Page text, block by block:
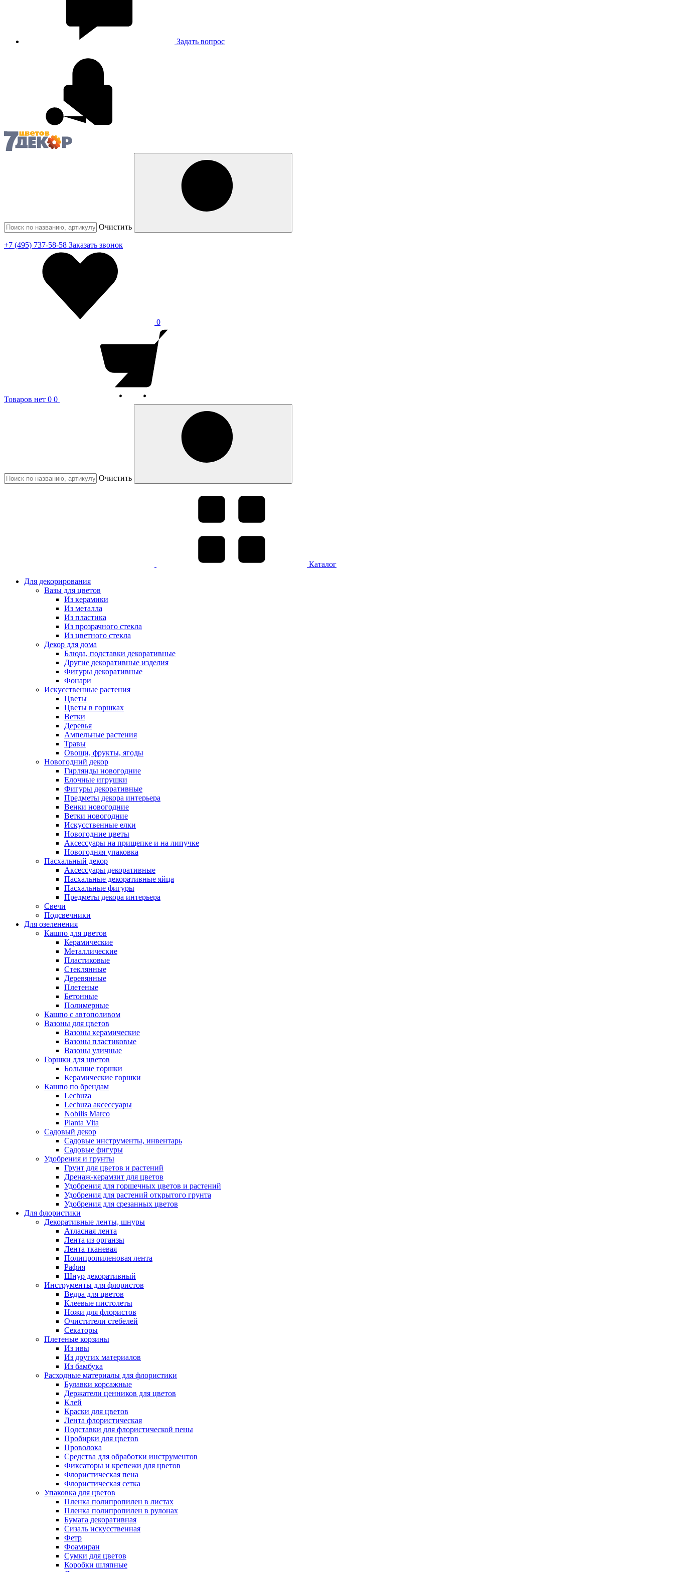
Задать вопрос
Очистить
+7 (495) 737-58-58 Заказать звонок
0
Товаров нет 0 0
Очистить
Каталог
Для декорирования
Вазы для цветов
Из керамики
Из металла
Из пластика
Из прозрачного стекла
Из цветного стекла
Декор для дома
Блюда, подставки декоративные
Другие декоративные изделия
Фигуры декоративные
Фонари
Искусственные растения
Цветы
Цветы в горшках
Ветки
Деревья
Ампельные растения
Травы
Овощи, фрукты, ягоды
Новогодний декор
Гирлянды новогодние
Елочные игрушки
Фигуры декоративные
Предметы декора интерьера
Венки новогодние
Ветки новогодние
Искусственные елки
Новогодние цветы
Аксессуары на прищепке и на липучке
Новогодняя упаковка
Пасхальный декор
Аксессуары декоративные
Пасхальные декоративные яйца
Пасхальные фигуры
Предметы декора интерьера
Свечи
Подсвечники
Для озеленения
Кашпо для цветов
Керамические
Металлические
Пластиковые
Стеклянные
Деревянные
Плетеные
Бетонные
Полимерные
Кашпо с автополивом
Вазоны для цветов
Вазоны керамические
Вазоны пластиковые
Вазоны уличные
Горшки для цветов
Большие горшки
Керамические горшки
Кашпо по брендам
Lechuza
Lechuza аксессуары
Nobilis Marco
Planta Vita
Садовый декор
Садовые инструменты, инвентарь
Садовые фигуры
Удобрения и грунты
Грунт для цветов и растений
Дренаж-керамзит для цветов
Удобрения для горшечных цветов и растений
Удобрения для растений открытого грунта
Удобрения для срезанных цветов
Для флористики
Декоративные ленты, шнуры
Атласная лента
Лента из органзы
Лента тканевая
Полипропиленовая лента
Рафия
Шнур декоративный
Инструменты для флористов
Ведра для цветов
Клеевые пистолеты
Ножи для флористов
Очистители стебелей
Секаторы
Плетеные корзины
Из ивы
Из других материалов
Из бамбука
Расходные материалы для флористики
Булавки корсажные
Держатели ценников для цветов
Клей
Краски для цветов
Лента флористическая
Подставки для флористической пены
Пробирки для цветов
Проволока
Средства для обработки инструментов
Фиксаторы и крепежи для цветов
Флористическая пена
Флористическая сетка
Упаковка для цветов
Пленка полипропилен в листах
Пленка полипропилен в рулонах
Бумага декоративная
Сизаль искусственная
Фетр
Фоамиран
Сумки для цветов
Коробки шляпные